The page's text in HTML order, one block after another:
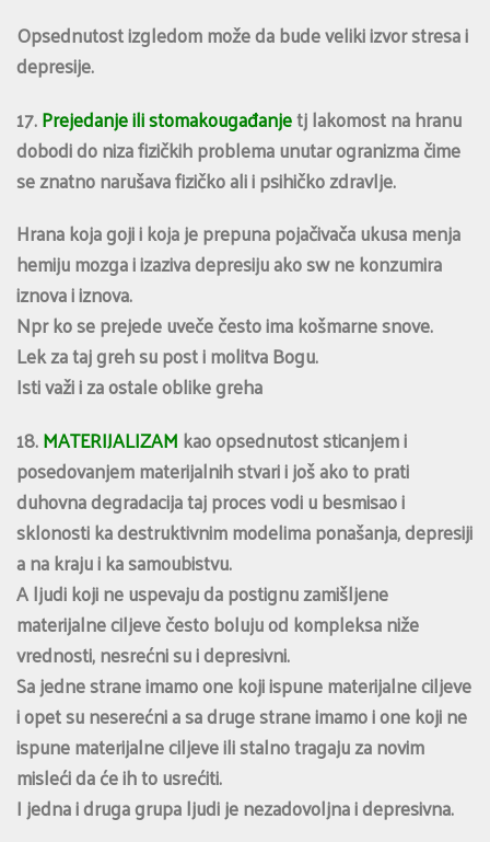
Opsednutost izgledom može da bude veliki izvor stresa i
depresije.
17.Prejedanje ili stomakougađanjetj lakomost na hranu
dobodi do niza fizičkih problema unutar ogranizma čime
se znatno narušava fizičko ali i psihičko zdravlje.
Hrana koja goji i koja je prepuna pojačivača ukusa menja
hemiju mozga i izaziva depresiju ako sw ne konzumira
iznova i iznova.
Npr ko se prejede uveče često ima košmarne snove.
Lek za taj greh su post i molitva Bogu.
Isti važi i za ostale oblike greha
18.MATERIJALIZAMkao opsednutost sticanjem i
posedovanjem materijalnih stvari i još ako to prati
duhovna degradacija taj proces vodi u besmisao i
sklonosti ka destruktivnim modelima ponašanja, depresiji
a na kraju i ka samoubistvu.
A ljudi koji ne uspevaju da postignu zamišljene
materijalne ciljeve često boluju od kompleksa niže
vrednosti, nesrećni su i depresivni.
Sa jedne strane imamo one koji ispune materijalne ciljeve
i opet su neserećni a sa druge strane imamo i one koji ne
ispune materijalne ciljeve ili stalno tragaju za novim
misleći da će ih to usrećiti.
I jedna i druga grupa ljudi je nezadovoljna i depresivna.